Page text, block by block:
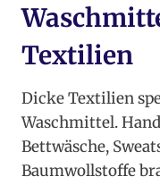
Textilien
Dicke Textilien
Waschmittel.
Bettwäsche,
Baumwollstoffe